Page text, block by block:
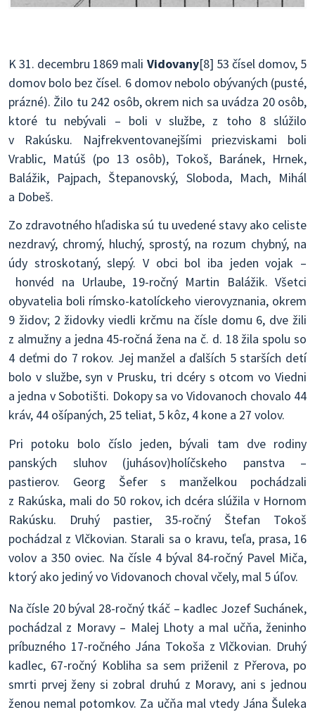
K 31. decembru 1869 mali Vidovany[8] 53 čísel domov, 5
domov bolo bez čísel. 6 domov nebolo obývaných (pusté,
prázné). Žilo tu 242 osôb, okrem nich sa uvádza 20 osôb,
ktoré tu nebývali – boli v službe, z toho 8 slúžilo
v Rakúsku. Najfrekventovanejšími priezviskami boli
Vrablic, Matúš (po 13 osôb), Tokoš, Baránek, Hrnek,
Balážik, Pajpach, Štepanovský, Sloboda, Mach, Mihál
a Dobeš.
Zo zdravotného hľadiska sú tu uvedené stavy ako celiste
nezdravý, chromý, hluchý, sprostý, na rozum chybný, na
údy stroskotaný, slepý. V obci bol iba jeden vojak –
honvéd na Urlaube, 19-ročný Martin Balážik. Všetci
obyvatelia boli rímsko-katolíckeho vierovyznania, okrem
9 židov; 2 židovky viedli krčmu na čísle domu 6, dve žili
z almužny a jedna 45-ročná žena na č. d. 18 žila spolu so
4 deťmi do 7 rokov. Jej manžel a ďalších 5 starších detí
bolo v službe, syn v Prusku, tri dcéry s otcom vo Viedni
a jedna v Sobotišti. Dokopy sa vo Vidovanoch chovalo 44
kráv, 44 ošípaných, 25 teliat, 5 kôz, 4 kone a 27 volov.
Pri potoku bolo číslo jeden, bývali tam dve rodiny
panských sluhov (juhásov)holíčskeho panstva –
pastierov. Georg Šefer s manželkou pochádzali
z Rakúska, mali do 50 rokov, ich dcéra slúžila v Hornom
Rakúsku. Druhý pastier, 35-ročný Štefan Tokoš
pochádzal z Vlčkovian. Starali sa o kravu, teľa, prasa, 16
volov a 350 oviec. Na čísle 4 býval 84-ročný Pavel Miča,
ktorý ako jediný vo Vidovanoch choval včely, mal 5 úľov.
Na čísle 20 býval 28-ročný tkáč – kadlec Jozef Suchánek,
pochádzal z Moravy – Malej Lhoty a mal učňa, ženinho
príbuzného 17-ročného Jána Tokoša z Vlčkovian. Druhý
kadlec, 67-ročný Kobliha sa sem priženil z Přerova, po
smrti prvej ženy si zobral druhú z Moravy, ani s jednou
ženou nemal potomkov. Za učňa mal vtedy Jána Šuleka